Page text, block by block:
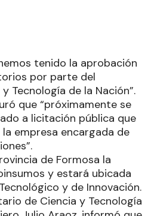
tenido la aprobación
por parte del
Tecnología de la Nación”.
que “próximamente se
a licitación pública que
empresa encargada de
de Formosa la
y estará ubicada
y de Innovación.
de Ciencia y Tecnología